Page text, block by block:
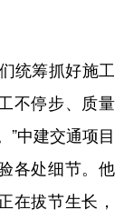
统筹抓好施工
不停步、质量
”中建交通项目
各处细节。他
在拔节生长，